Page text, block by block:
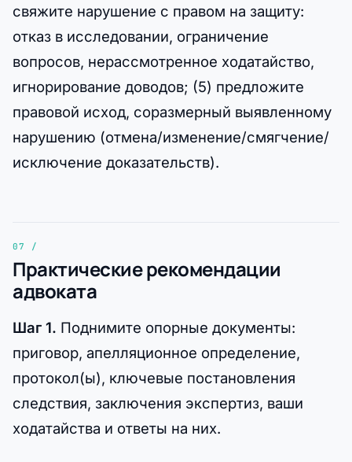
свяжите нарушение с правом на защиту:
отказ в исследовании, ограничение
вопросов, нерассмотренное ходатайство,
игнорирование доводов; (5) предложите
правовой исход, соразмерный выявленному
нарушению (отмена/изменение/смягчение/
исключение доказательств).
Практические рекомендации
адвоката
Шаг 1. Поднимите опорные документы:
приговор, апелляционное определение,
протокол(ы), ключевые постановления
следствия, заключения экспертиз, ваши
ходатайства и ответы на них.